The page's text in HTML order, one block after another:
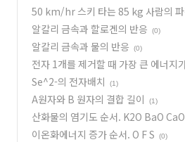
50 km/hr 스키 타는 85 kg 사람의
알칼리 금속과 할로겐의 반응 (0)
알칼리 금속과 물의 반응 (0)
전자 1개를 제거할 때 가장 큰 에너지
것. Mg^2+ (0)
Se^2-의 전자배치 (1)
A원자와 B 원자의 결합 길이 (1)
산화물의 염기도 순서. K2O BaO
이온화에너지 증가 순서. O F S (0)